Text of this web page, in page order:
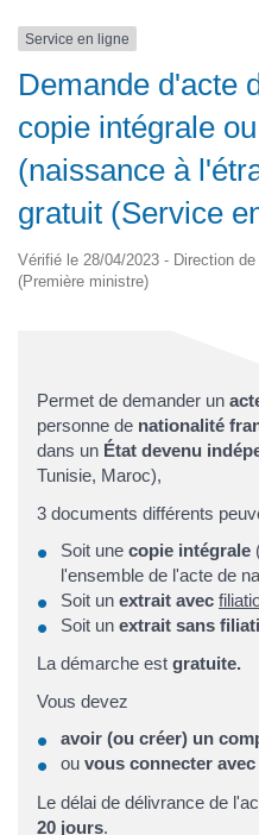
Service en ligne
Demande d'acte
copie intégrale
(naissance à
gratuit (Service
Vérifié le 28/04/2023 - Direction
(Première ministre)
Permet de demander un
personne de nationalité
dans un État devenu
Tunisie, Maroc),
3 documents différents
Soit une copie intégrale
l'ensemble de l'acte de
Soit un extrait avec
Soit un extrait sans
La démarche est gratuite.
Vous devez
avoir (ou créer) un
ou vous connecter avec
Le délai de délivrance de
20 jours.